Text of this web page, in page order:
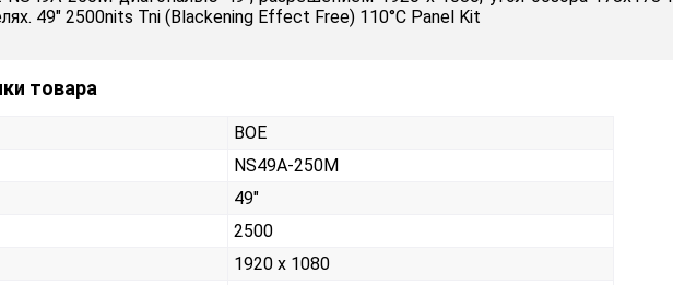
49" 2500nits Tni (Blackening Effect Free) 110°C Panel Kit
товара
BOE
NS49A-250M
49"
2500
1920 x 1080